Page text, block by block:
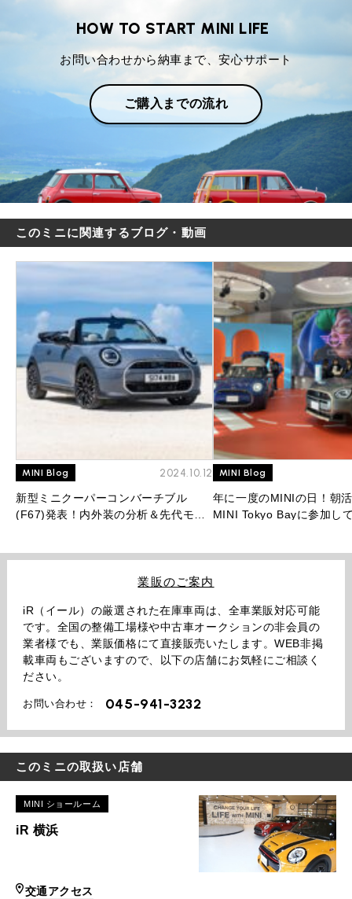
HOW TO START MINI LIFE
お問い合わせから納車まで、安心サポート
ご購入までの流れ
このミニに関連するブログ・動画
MINI Blog 2024.10.12
新型ミニクーパーコンバーチブル
(F67)発表！内外装の分析＆先代モデ
MINI Blog
年に一度のMINIの日！朝
MINI Tokyo Bayに参加し
業販のご案内
iR（イール）の厳選された在庫車両は、全車業販対応可能
です。全国の整備工場様や中古車オークションの非会員の
業者様でも、業販価格にて直接販売いたします。WEB非掲
載車両もございますので、以下の店舗にお気軽にご相談く
ださい。
お問い合わせ： 045-941-3232
このミニの取扱い店舗
MINI ショールーム
iR 横浜
交通アクセス